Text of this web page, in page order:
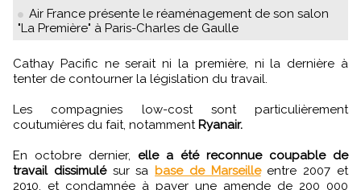
Air France présente le réaménagement de son salon
"La Première" à Paris-Charles de Gaulle
Cathay Pacific ne serait ni la première, ni la dernière à
tenter de contourner la législation du travail.
Les compagnies low-cost sont particulièrement
coutumières du fait, notamment Ryanair.
En octobre dernier, elle a été reconnue coupable de
travail dissimulésur sa base de Marseilleentre 2007 et
2010, et condamnée à payer une amende de 200 000